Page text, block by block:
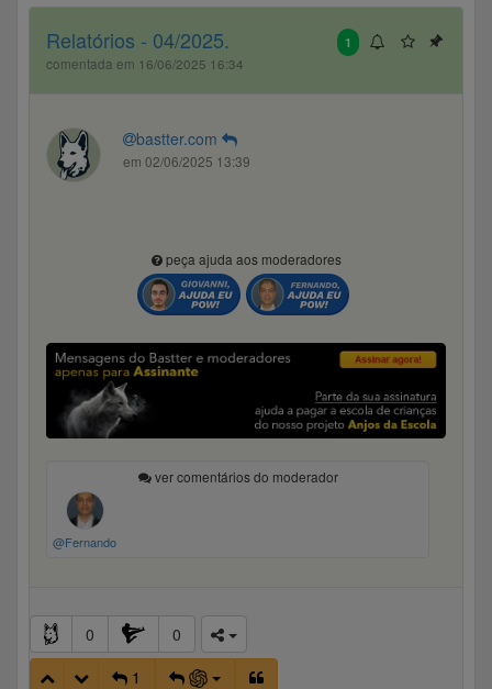
1
Relatórios - 04/2025.
comentada em 16/06/2025 16:34
bastter.com
em 02/06/2025 13:39
peça ajuda aos moderadores
ver comentários do moderador
@Fernando
0
0
1